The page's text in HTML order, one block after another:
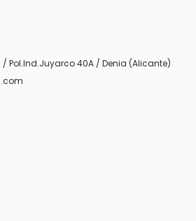
Pol.Ind.Juyarco 40A / Denia (Alicante)